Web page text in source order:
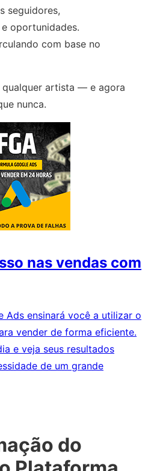
seguidores,
oportunidades.
com base no
qualquer artista — e agora
nunca.
nas vendas com
Ads ensinará você a utilizar o
vender de forma eficiente.
e veja seus resultados
de um grande
do